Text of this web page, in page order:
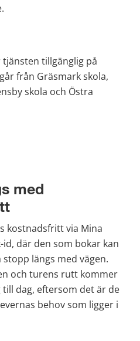
tillgänglig på
från Gräsmark skola,
skola och Östra
med
kostnadsfritt via Mina
där den som bokar kan
längs med vägen.
och turens rutt kommer
dag, eftersom det är de
behov som ligger i